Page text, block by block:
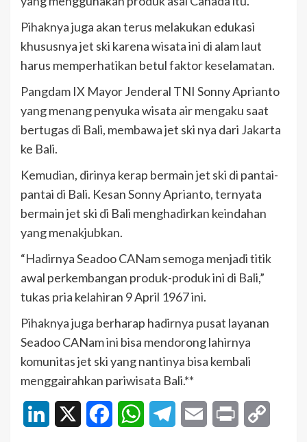
Pihaknya juga akan terus melakukan edukasi
khususnya jet ski karena wisata ini di alam laut
harus memperhatikan betul faktor keselamatan.
Pangdam IX Mayor Jenderal TNI Sonny Aprianto
yang menang penyuka wisata air mengaku saat
bertugas di Bali, membawa jet ski nya dari Jakarta
ke Bali.
Kemudian, dirinya kerap bermain jet ski di pantai-
pantai di Bali. Kesan Sonny Aprianto, ternyata
bermain jet ski di Bali menghadirkan keindahan
yang menakjubkan.
“Hadirnya Seadoo CANam semoga menjadi titik
awal perkembangan produk-produk ini di Bali,”
tukas pria kelahiran 9 April 1967 ini.
Pihaknya juga berharap hadirnya pusat layanan
Seadoo CANam ini bisa mendorong lahirnya
komunitas jet ski yang nantinya bisa kembali
menggairahkan pariwisata Bali.**
LinkedIn FacebookWhatsAppTelegramEmail Print